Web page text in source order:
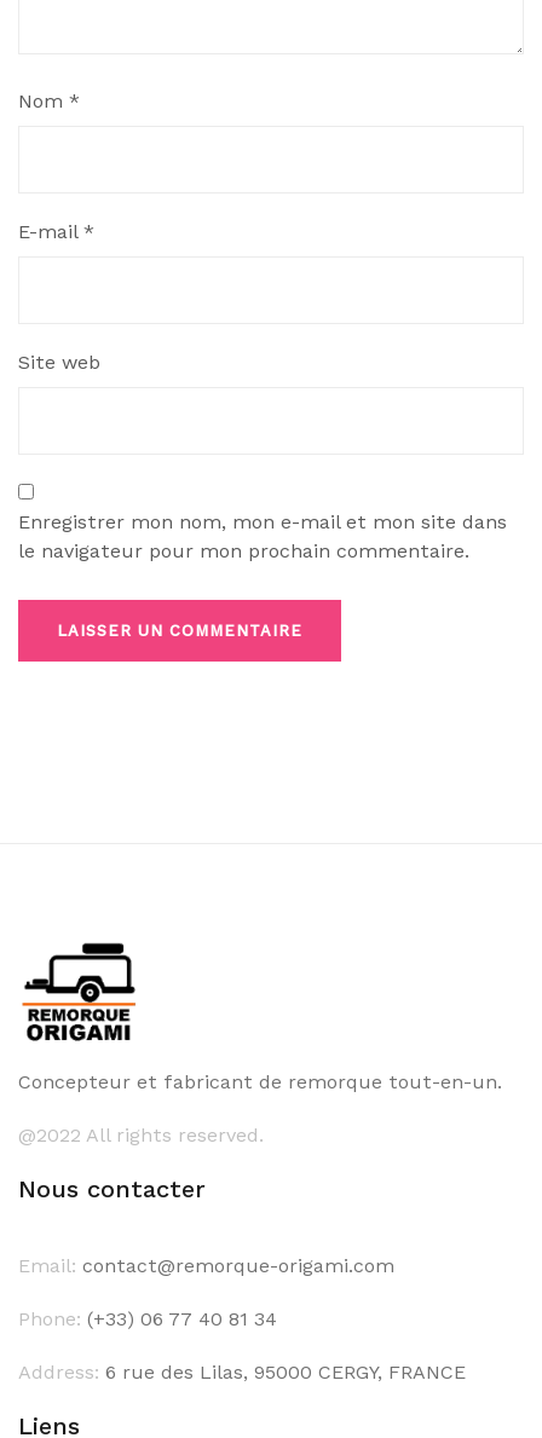
Nom *
E-mail *
Site web
Enregistrer mon nom, mon e-mail et mon site dans
le navigateur pour mon prochain commentaire.
Concepteur et fabricant de remorque tout-en-un.
@2022 All rights reserved.
Nous contacter
Email: contact@remorque-origami.com
Phone: (+33) 06 77 40 81 34
Address: 6 rue des Lilas, 95000 CERGY, FRANCE
Liens